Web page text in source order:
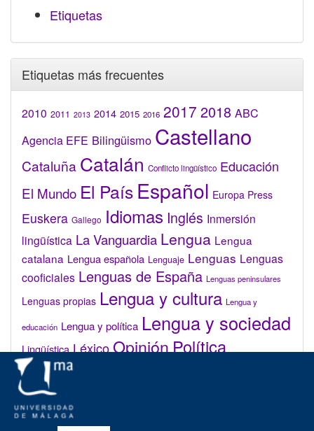
Etiquetas
Etiquetas más frecuentes
2010 2011 2013 2014 2015 2016 2017 2018 ABC
Agencia EFE Bilingüismo Castellano
Cataluña Catalán Conflicto lingüístico Educación
El Mundo El País Español Europa Press
Euskera Gallego Idiomas Inglés Inmersión
lingüística La Vanguardia Lengua Lengua
catalana Lengua española Lenguaje Lenguas Lenguas
cooficiales Lenguas de España Lenguas peninsulares
Lenguas propias Lengua y cultura Lengua y
educación Lengua y política Lengua y sociedad
Lingüística LéxicoOpiniónPolítica
lingüística
Valenciano